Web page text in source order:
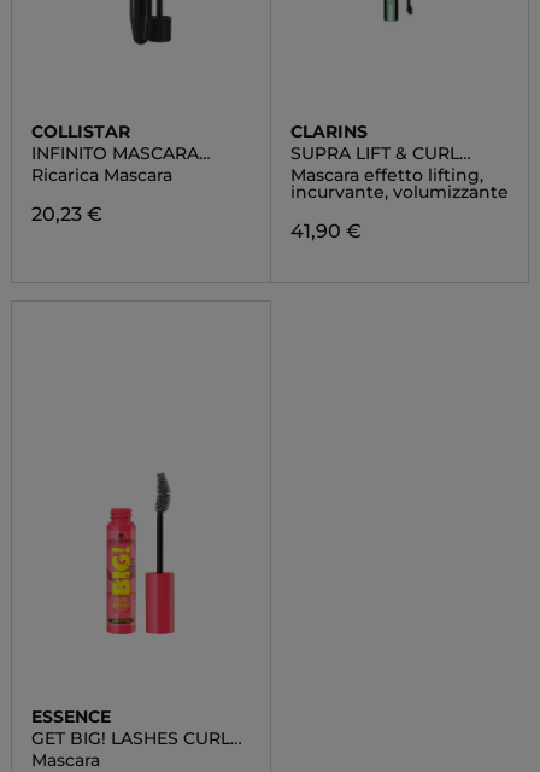
COLLISTAR
INFINITO MASCARA
REFILL
Ricarica Mascara
20,23 €
CLARINS
SUPRA LIFT & CURL
MASCARA
Mascara effetto lifting,
incurvante, volumizzante
41,90 €
ESSENCE
GET BIG! LASHES CURL
BOOST
Mascara